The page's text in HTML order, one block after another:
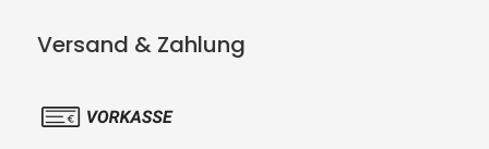
Versand & Zahlung